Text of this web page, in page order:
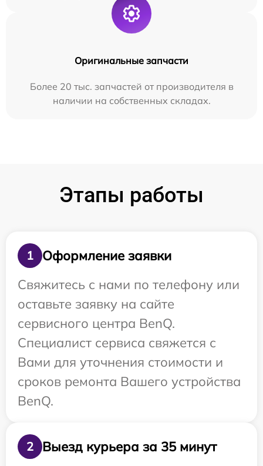
Оригинальные запчасти
Более 20 тыс. запчастей от производителя в
наличии на собственных складах.
Этапы работы
1
Оформление заявки
Свяжитесь с нами по телефону или
оставьте заявку на сайте
сервисного центра BenQ.
Специалист сервиса свяжется с
Вами для уточнения стоимости и
сроков ремонта Вашего устройства
BenQ.
2 Выезд курьера за 35 минут